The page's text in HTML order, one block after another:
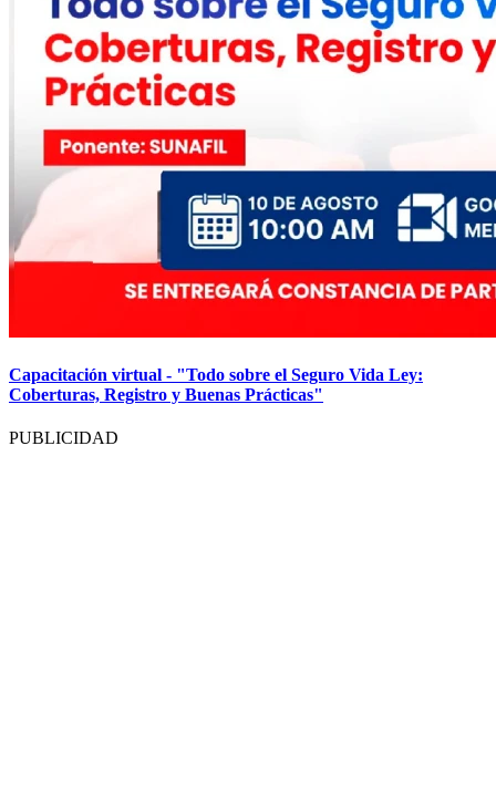
Capacitación virtual - "Todo sobre el Seguro Vida Ley:
Coberturas, Registro y Buenas Prácticas"
PUBLICIDAD